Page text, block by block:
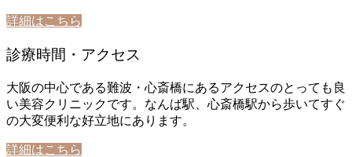
詳細はこちら
診療時間・アクセス
大阪の中心である難波・心斎橋にあるアクセスのとっても良
い美容クリニックです。なんば駅、心斎橋駅から歩いてすぐ
の大変便利な好立地にあります。
詳細はこちら